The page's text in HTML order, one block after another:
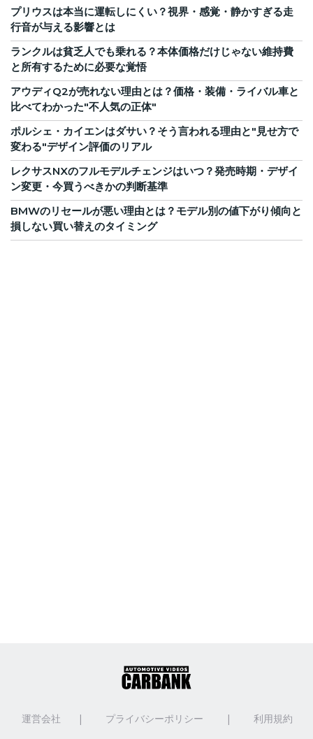
プリウスは本当に運転しにくい？視界・感覚・静かすぎる走
行音が与える影響とは
ランクルは貧乏人でも乗れる？本体価格だけじゃない維持費
と所有するために必要な覚悟
アウディQ2が売れない理由とは？価格・装備・ライバル車と
比べてわかった"不人気の正体"
ポルシェ・カイエンはダサい？そう言われる理由と"見せ方で
変わる"デザイン評価のリアル
レクサスNXのフルモデルチェンジはいつ？発売時期・デザイ
ン変更・今買うべきかの判断基準
BMWのリセールが悪い理由とは？モデル別の値下がり傾向と
損しない買い替えのタイミング
運営会社 | プライバシーポリシー | 利用規約